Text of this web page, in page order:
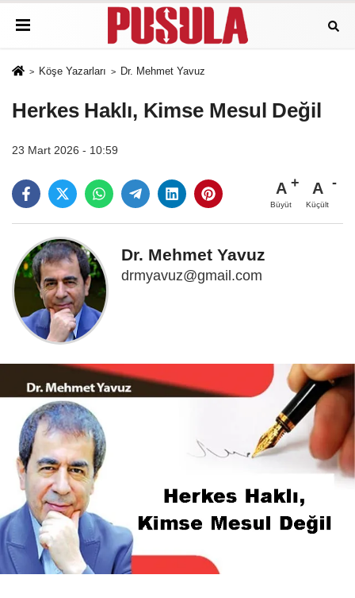
Köşe Yazarları Dr. Mehmet Yavuz
Herkes Haklı, Kimse Mesul Değil
23 Mart 2026 - 10:59
A
Büyüt
A
Küçült
Dr. Mehmet Yavuz
drmyavuz@gmail.com